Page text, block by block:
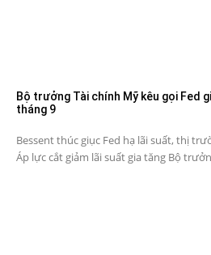
Bộ trưởng Tài chính Mỹ kêu gọi Fed
tháng 9
Bessent thúc giục Fed hạ lãi suất, thị
Áp lực cắt giảm lãi suất gia tăng Bộ